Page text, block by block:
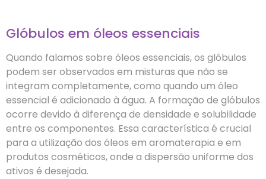
Glóbulos em óleos essenciais
Quando falamos sobre óleos essenciais, os glóbulos
podem ser observados em misturas que não se
integram completamente, como quando um óleo
essencial é adicionado à água. A formação de glóbulos
ocorre devido à diferença de densidade e solubilidade
entre os componentes. Essa característica é crucial
para a utilização dos óleos em aromaterapia e em
produtos cosméticos, onde a dispersão uniforme dos
ativos é desejada.